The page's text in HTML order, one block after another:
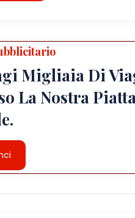
Migliaia Di
La Nostra